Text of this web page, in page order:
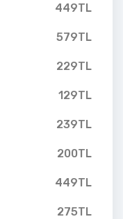
449TL
579TL
229TL
129TL
239TL
200TL
449TL
275TL